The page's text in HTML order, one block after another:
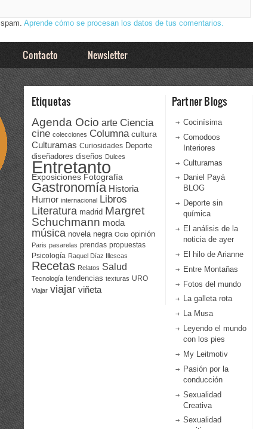
Aprende cómo se procesan los datos de tus comentarios.
Contacto Newsletter
Etiquetas
Agenda Ocio arte Ciencia
cine colecciones Columna cultura
Culturamas Curiosidades Deporte
diseñadores diseños Dulces
Entretanto
Exposiciones Fotografía
Gastronomía Historia
Humor internacional Libros
Literatura madrid Margret
Schuchmann moda
música novela negra Ocio opinión
Paris pasarelas prendas propuestas
Psicología Raquel Díaz Illescas
Recetas Relatos Salud
Tecnología tendencias texturas URO
Viajar viajar viñeta
Partner Blogs
Cocinísima
Comodoos
Interiores
Culturamas
Daniel Payá
BLOG
Deporte sin
química
El análisis de la
noticia de ayer
El hilo de Arianne
Entre Montañas
Fotos del mundo
La galleta rota
La Musa
Leyendo el mundo
con los pies
My Leitmotiv
Pasión por la
conducción
Sexualidad
Creativa
Sexualidad